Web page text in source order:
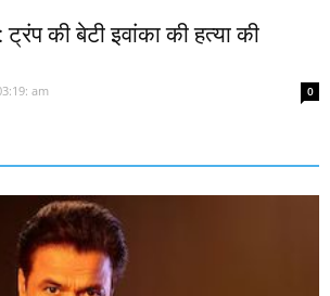
की बेटी इवांका की हत्या की
am 0